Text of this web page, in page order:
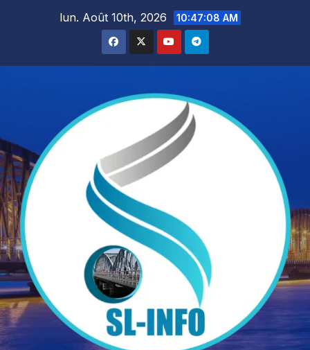
lun. Août 10th, 2026 10:47:10 AM